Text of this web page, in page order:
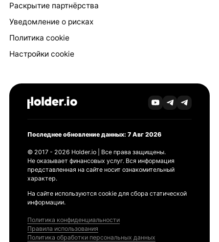
Раскрытие партнёрства
Уведомление о рисках
Политика cookie
Настройки cookie
Последнее обновление данных: 7 Авг 2026
© 2017 - 2026 Holder.io | Все права защищены.
Не оказывает финансовых услуг. Вся информация
представленная на сайте носит ознакомительный
характер.
На сайте используются cookie для сбора статической
информации.
Политика конфиденциальности
Правила использования
Политика обработки персональных данных